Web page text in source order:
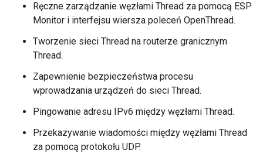
Ręczne zarządzanie węzłami Thread za pomocą ESP
Monitor i interfejsu wiersza poleceń OpenThread.
Tworzenie sieci Thread na routerze granicznym
Thread.
Zapewnienie bezpieczeństwa procesu
wprowadzania urządzeń do sieci Thread.
Pingowanie adresu IPv6 między węzłami Thread.
Przekazywanie wiadomości między węzłami Thread
za pomocą protokołu UDP.